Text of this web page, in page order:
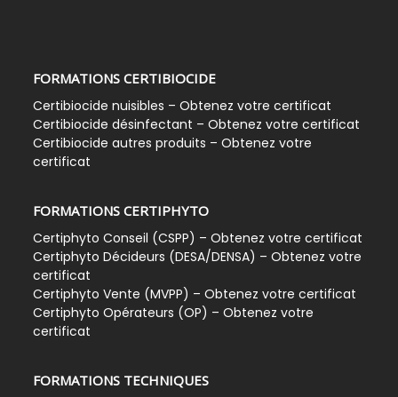
FORMATIONS CERTIBIOCIDE
Certibiocide nuisibles – Obtenez votre certificat
Certibiocide désinfectant – Obtenez votre certificat
Certibiocide autres produits – Obtenez votre
certificat
FORMATIONS CERTIPHYTO
Certiphyto Conseil (CSPP) – Obtenez votre certificat
Certiphyto Décideurs (DESA/DENSA) – Obtenez votre
certificat
Certiphyto Vente (MVPP) – Obtenez votre certificat
Certiphyto Opérateurs (OP) – Obtenez votre
certificat
FORMATIONS TECHNIQUES